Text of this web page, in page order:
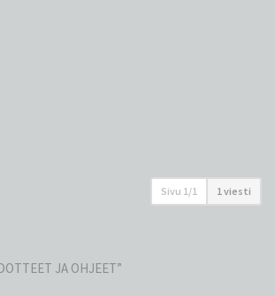
Sivu 1/1 1 viesti
JA OHJEET”